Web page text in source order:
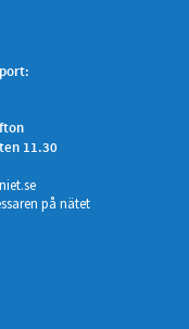
11.30
på nätet